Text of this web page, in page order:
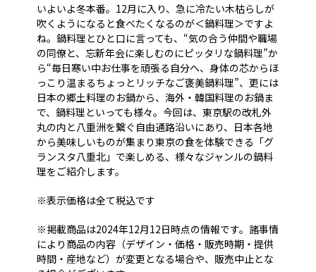
いよいよ冬本番。12月に入り、急に冷たい木枯らしが
吹くようになると食べたくなるのが＜鍋料理＞ですよ
ね。鍋料理とひと口に言っても、“気の合う仲間や職場
の同僚と、忘新年会に楽しむのにピッタリな鍋料理”か
ら“毎日寒い中お仕事を頑張る自分へ、身体の芯からほ
っこり温まるちょっとリッチなご褒美鍋料理”、更には
日本の郷土料理のお鍋から、海外・韓国料理のお鍋ま
で、鍋料理といっても様々。今回は、東京駅の改札外
丸の内と八重洲を繋ぐ自由通路沿いにあり、日本各地
から美味しいものが集まり東京の食を体験できる「グ
ランスタ八重北」で楽しめる、様々なジャンルの鍋料
理をご紹介します。
※表示価格は全て税込です
※掲載商品は2024年12月12日時点の情報です。諸事情
により商品の内容（デザイン・価格・販売時期・提供
時間・産地など）が変更となる場合や、販売中止とな